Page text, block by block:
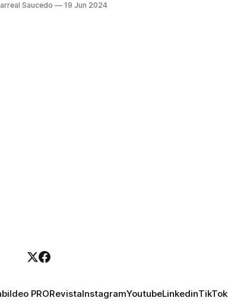
talento individual de sus jugadores, sino también
Saucedo 19 Jun 2024
PRORevistaInstagramYoutubeLinkedinTikTok